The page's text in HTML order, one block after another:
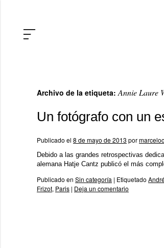
Archivo de la etiqueta:Annie Laure
Un fotógrafo con un
Publicado el 8 de mayo de 2013 por
Debido a las grandes retrospectivas
alemana Hatje Cantz publicó el más
Publicado en Sin categoría | Etiquetado
Frizot, Paris | Deja un comentario